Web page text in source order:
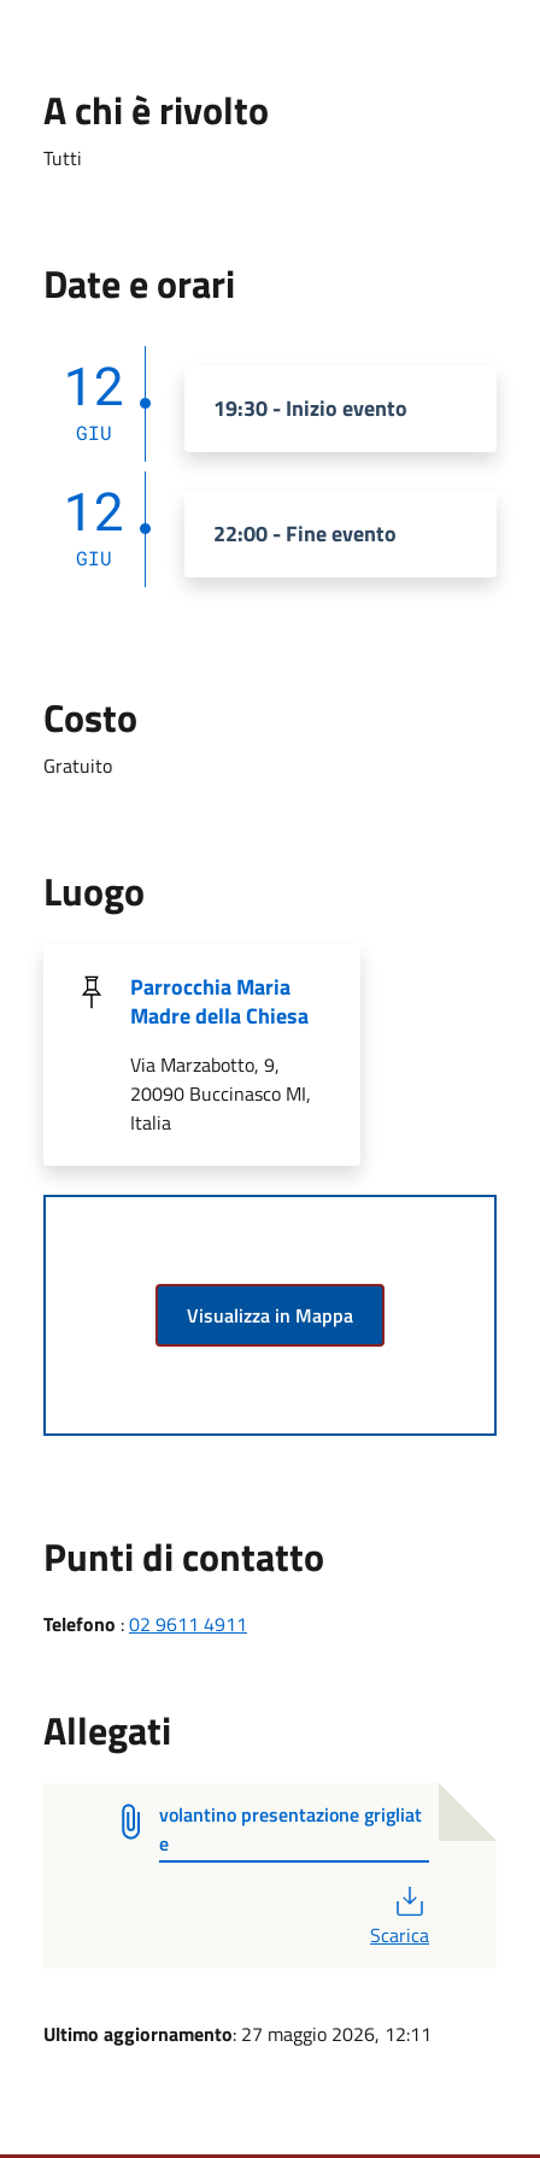
A chi è rivolto
Tutti
Date e orari
12
GIU
19:30 - Inizio evento
12
GIU
22:00 - Fine evento
Costo
Gratuito
Luogo
Parrocchia Maria
Madre della Chiesa
Via Marzabotto, 9,
20090 Buccinasco MI,
Italia
Visualizza in Mappa
Punti di contatto
Telefono :02 9611 4911
Allegati
volantino presentazione grigliat
e
Scarica
Ultimo aggiornamento: 27 maggio 2026, 12:11